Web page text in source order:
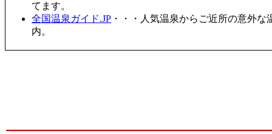
てます。
全国温泉ガイド.JP ・・・人気温泉からご近所の意外
内。